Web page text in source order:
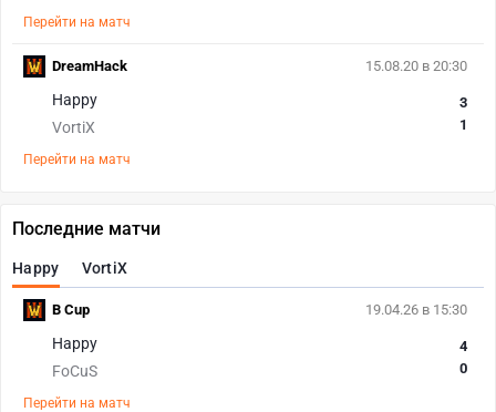
Перейти на матч
15.08.20 в 20:30
Happy
VortiX
3
1
Перейти на матч
DreamHack
Последние матчи
Happy VortiX
19.04.26 в 15:30
Happy
FoCuS
4
0
Перейти на матч
B Cup